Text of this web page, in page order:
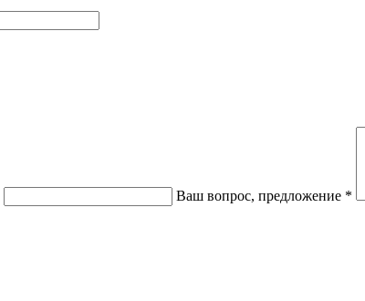
Ваш вопрос, предложение *